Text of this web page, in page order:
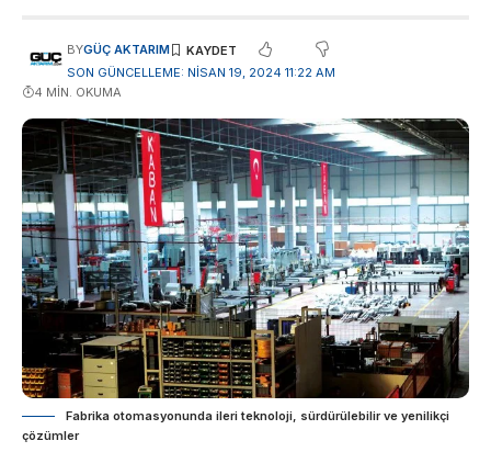
SON GÜNCELLEME: NISAN 19, 2024 11:22 AM
BYGÜÇ AKTARIM
4 MIN. OKUMA
Fabrika otomasyonunda ileri teknoloji, sürdürülebilir ve yenilikçi
çözümler